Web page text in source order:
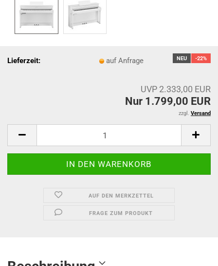
NEU -22%
Lieferzeit: auf Anfrage
UVP 2.333,00 EUR
Nur 1.799,00 EUR
zzgl. Versand
AUF DEN MERKZETTEL
FRAGE ZUM PRODUKT